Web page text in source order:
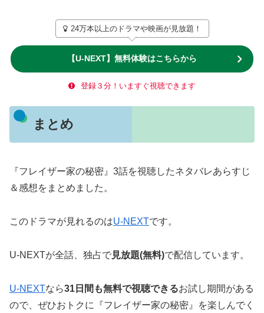
24万本以上のドラマや映画が見放題！
【U-NEXT】無料体験はこちらから
登録３分！いますぐ視聴できます
まとめ
『フレイザー家の秘密』3話を視聴したネタバレあらすじ
＆感想をまとめました。
このドラマが見れるのはU-NEXTです。
U-NEXTが全話、独占で見放題(無料)で配信しています。
U-NEXTなら31日間も無料で視聴できるお試し期間がある
ので、ぜひおトクに『フレイザー家の秘密』を楽しんでく